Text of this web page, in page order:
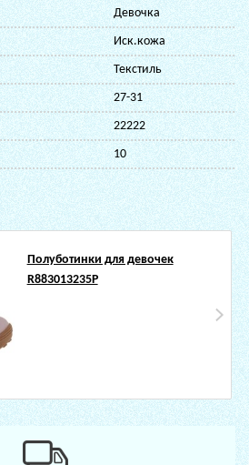
Девочка
Иск.кожа
Текстиль
27-31
22222
10
Полуботинки для девочек
R883013235P